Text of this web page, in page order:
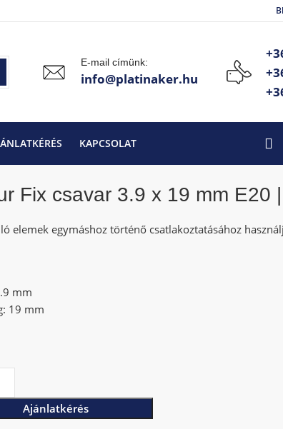
E-mail címünk:
info@platinaker.hu
KAPCSOLAT
Fix csavar 3.9 x 19 mm E20
elemek egymáshoz történő csatlakoztatásához
mm
19 mm
Ajánlatkérés